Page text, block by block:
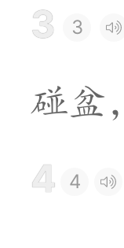
3 3
碰盆，
4 4